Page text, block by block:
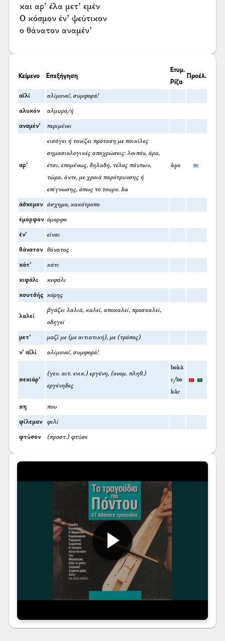
και αρ’ έλα μετ’ εμέν
Ο κόσμον έν’ ψεύτικον
ο θάνατον αναμέν’
Κείμενο Επεξήγηση
Ετυμ.
Ρίζα
Προέλ.
αϊλί αλίμονο!, συμφορά!
αλυκόν αλμυρό/ή
αναμέν’ περιμένει
αρ’
εισάγει ή τονίζει πρόταση με ποικίλες
σημασιολογικές αποχρώσεις: λοιπόν, άρα,
έτσι, επομένως, δηλαδή, τέλος πάντων,
τώρα, άντε, με χροιά παρότρυνσης ή
επίγνωσης, όπως το τουρκ. ha
ἄρα
άσ̌κεμον άσχημο, κακότροπο
έμορφον όμορφο
έν’ είναι
θάνατον θάνατος
κάτ’ κάτι
κιφάλι κεφάλι
κουτσ̌ής κόρης
λαλεί
βγάζει λαλιά, καλεί, αποκαλεί, προσκαλεί,
οδηγεί
μετ’ μαζί με (με αιτιατική), με (τρόπος)
ν’ αϊλί αλίμονο!, συμφορά!
πεκιάρ’
(γεν. αιτ. ενικ.) εργένη, (ονομ. πληθ.)
εργένηδες
bekâ
r/be
kār
πη που
φίλεμαν φιλί
φτύσον (προστ.) φτύσε